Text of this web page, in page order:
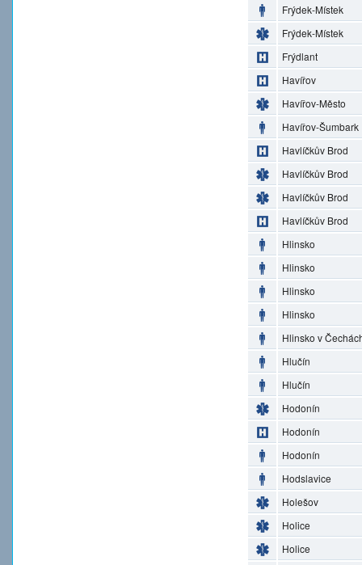
Frýdek-Místek
Frýdek-Místek
Frýdlant
Havířov
Havířov-Město
Havířov-Šumbark
Havlíčkův Brod
Havlíčkův Brod
Havlíčkův Brod
Havlíčkův Brod
Hlinsko
Hlinsko
Hlinsko
Hlinsko
Hlinsko v
Hlučín
Hlučín
Hodonín
Hodonín
Hodonín
Hodslavice
Holešov
Holice
Holice